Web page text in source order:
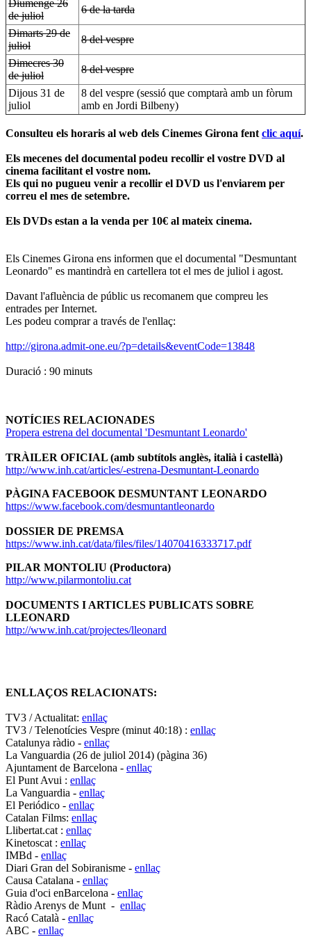
Diumenge 26
de juliol
6 de la tarda
Dimarts 29 de
juliol
8 del vespre
Dimecres 30
de juliol
8 del vespre
Dijous 31 de
juliol
8 del vespre (sessió que comptarà amb un fòrum
amb en Jordi Bilbeny)
Consulteu els horaris al web dels Cinemes Girona fent clic aquí.
Els mecenes del documental podeu recollir el vostre DVD al
cinema facilitant el vostre nom.
Els qui no pugueu venir a recollir el DVD us l'enviarem per
correu el mes de setembre.
Els DVDs estan a la venda per 10€ al mateix cinema.
Els Cinemes Girona ens informen que el documental "Desmuntant
Leonardo" es mantindrà en cartellera tot el mes de juliol i agost.
Davant l'afluència de públic us recomanem que compreu les
entrades per Internet.
Les podeu comprar a través de l'enllaç:
http://girona.admit-one.eu/?p=details&eventCode=13848
Duració : 90 minuts
NOTÍCIES RELACIONADES
Propera estrena del documental 'Desmuntant Leonardo'
TRÀILER OFICIAL (amb subtítols anglès, italià i castellà)
http://www.inh.cat/articles/-estrena-Desmuntant-Leonardo
PÀGINA FACEBOOK DESMUNTANT LEONARDO
https://www.facebook.com/desmuntantleonardo
DOSSIER DE PREMSA
https://www.inh.cat/data/files/files/14070416333717.pdf
PILAR MONTOLIU (Productora)
http://www.pilarmontoliu.cat
DOCUMENTS I ARTICLES PUBLICATS SOBRE
LLEONARD
http://www.inh.cat/projectes/lleonard
ENLLAÇOS RELACIONATS:
TV3 / Actualitat: enllaç
TV3 / Telenotícies Vespre (minut 40:18) : enllaç
Catalunya ràdio - enllaç
La Vanguardia (26 de juliol 2014) (pàgina 36)
Ajuntament de Barcelona - enllaç
El Punt Avui : enllaç
La Vanguardia - enllaç
El Periódico - enllaç
Catalan Films: enllaç
Llibertat.cat : enllaç
Kinetoscat : enllaç
IMBd - enllaç
Diari Gran del Sobiranisme - enllaç
Causa Catalana - enllaç
Guia d'oci enBarcelona - enllaç
Ràdio Arenys de Munt - enllaç
Racó Català - enllaç
ABC - enllaç